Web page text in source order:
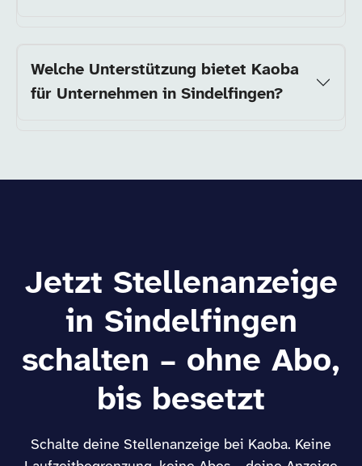
Welche Unterstützung bietet Kaoba
für Unternehmen in Sindelfingen?
Jetzt Stellenanzeige
in Sindelfingen
schalten – ohne Abo,
bis besetzt
Schalte deine Stellenanzeige bei Kaoba. Keine